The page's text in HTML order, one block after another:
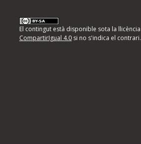
d'errors
següents i descriviu quina és la millora que
El contingut està disponible sota la llicència
CompartirIgual 4.0si no s'indica el contrari.